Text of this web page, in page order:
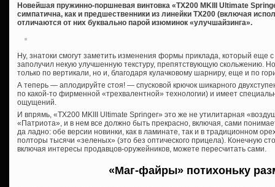
Новейшая пружинно-поршневая винтовка «TX200 MKIII Ultimate
симпатична, как и предшественники из линейки ТХ200 (включая
отличаются от них буквально парой изюминок «улучшайзинга».
Ну, знатоки смогут заметить изменения формы приклада, который еще
заполучил некую улучшенную текстуру, препятствующую скольжению.
только по вертикали, но и, благодаря кулачковому шарниру, еще и по
А теперь — аплодируйте стоя! — спусковой крючок шикарного
по какой-то фирменной «трехвалентной» технологии) и имеет
ощущений.
И впрямь, «TX200 MKIII Ultimate Springer» это же не утилитарная
«Патриота», и в нем все должно быть прекрасно, включая, сами
да ладно: обе версии новинки, как в ламинате, так и в традиционном
полторы тысячи «зеленых» (это без оптического прицела). Конечную
включая интересы продавцов-оружейников, можете пересчитать сами.
«Маг-файры» потихоньку